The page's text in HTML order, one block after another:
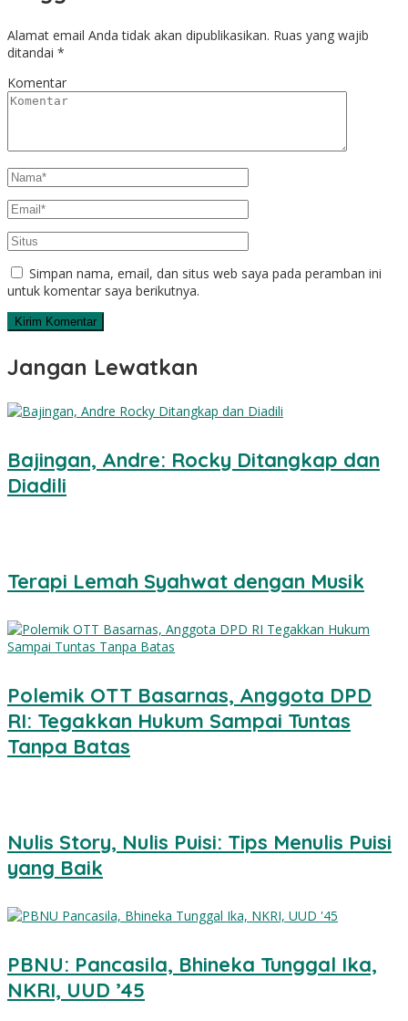
Alamat email Anda tidak akan dipublikasikan. Ruas yang wajib
ditandai *
Komentar
Simpan nama, email, dan situs web saya pada peramban ini
untuk komentar saya berikutnya.
Jangan Lewatkan
Bajingan, Andre: Rocky Ditangkap dan
Diadili
Terapi Lemah Syahwat dengan Musik
Polemik OTT Basarnas, Anggota DPD
RI: Tegakkan Hukum Sampai Tuntas
Tanpa Batas
Nulis Story, Nulis Puisi: Tips Menulis Puisi
yang Baik
PBNU: Pancasila, Bhineka Tunggal Ika,
NKRI, UUD ’45